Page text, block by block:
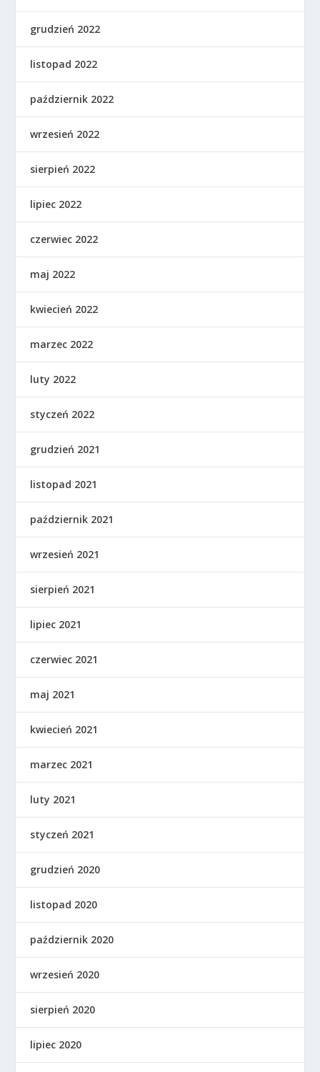
grudzień 2022
listopad 2022
październik 2022
wrzesień 2022
sierpień 2022
lipiec 2022
czerwiec 2022
maj 2022
kwiecień 2022
marzec 2022
luty 2022
styczeń 2022
grudzień 2021
listopad 2021
październik 2021
wrzesień 2021
sierpień 2021
lipiec 2021
czerwiec 2021
maj 2021
kwiecień 2021
marzec 2021
luty 2021
styczeń 2021
grudzień 2020
listopad 2020
październik 2020
wrzesień 2020
sierpień 2020
lipiec 2020